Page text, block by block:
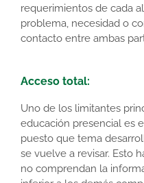
requerimientos de cada
problema, necesidad o
contacto entre ambas
Acceso total:
Uno de los limitantes
educación presencial es
puesto que tema
se vuelve a revisar. Esto
no comprendan la